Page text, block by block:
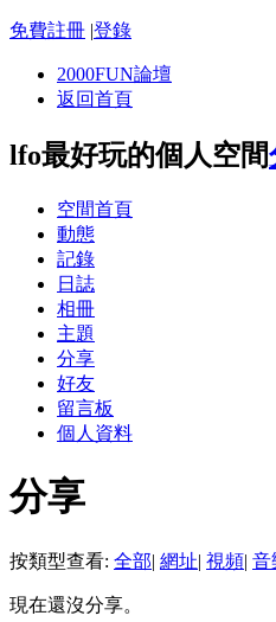
免費註冊 |登錄
2000FUN論壇
返回首頁
lfo最好玩的個人空間
空間首頁
動態
記錄
日誌
相冊
主題
分享
好友
留言板
個人資料
分享
按類型查看: 全部| 網址| 視頻| 音
現在還沒分享。